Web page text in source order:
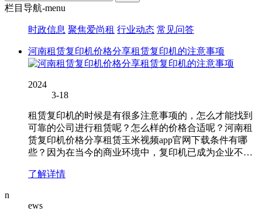
栏目导航-menu
时政信息 聚焦爱尚租 行业动态 常见问答
河南租赁复印机价格分享租赁复印机的注意事项
2024
3-18
租赁复印机的时候是有很多注意事项的，怎么才能找到
可靠的公司进行租赁呢？怎么样的价格合适呢？河南租
赁复印机价格分享租赁玉米视频app官网下载条件有哪
些？因为在当今的商业环境中，复印机已成为企业不…
了解详情
n
ews